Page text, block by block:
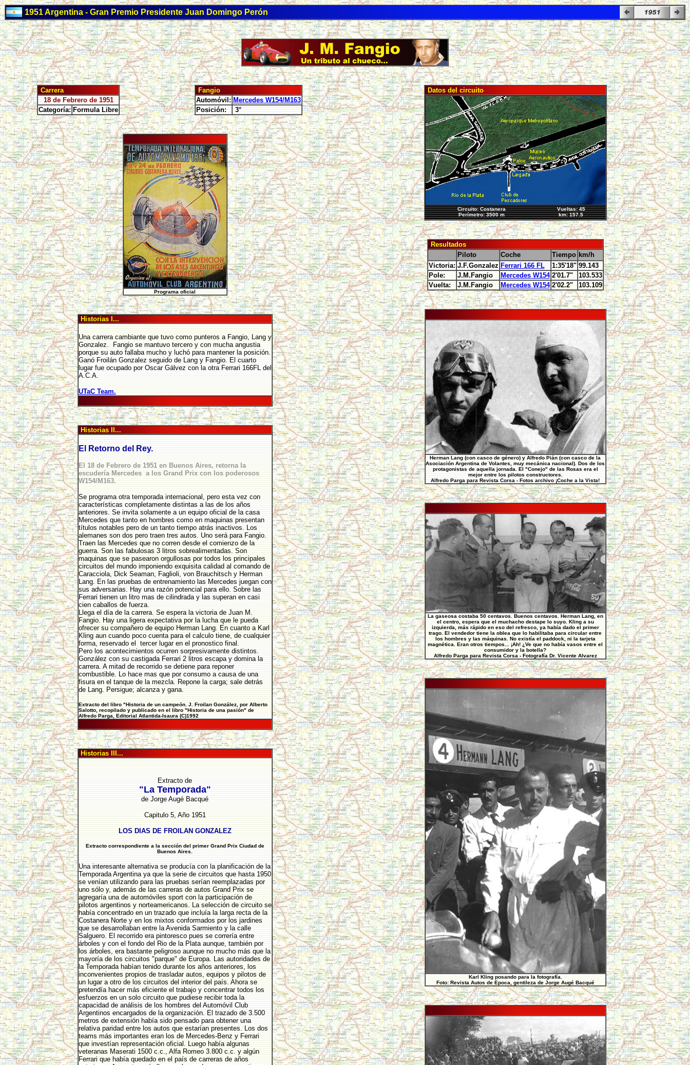
1951 Argentina - Gran Premio Presidente Juan Domingo Perón
Carrera
18 de Febrero de 1951
Categoría: Formula Libre
Fangio
Automóvil: Mercedes W154/M163
Posición:
3°
Programa oficial
Historias I...
Una carrera cambiante que tuvo como punteros a Fangio, Lang y
Gonzalez. Fangio se mantuvo tercero y con mucha angustia
porque su auto fallaba mucho y luchó para mantener la posición.
Ganó Froilán Gonzalez seguido de Lang y Fangio. El cuarto
lugar fue ocupado por Oscar Gálvez con la otra Ferrari 166FL del
A.C.A.
UTaC Team.
Historias II...
El Retorno del Rey.
El 18 de Febrero de 1951 en Buenos Aires, retorna la
escudería Mercedes a los Grand Prix con los poderosos
W154/M163.
Se programa otra temporada internacional, pero esta vez con
características completamente distintas a las de los años
anteriores. Se invita solamente a un equipo oficial de la casa
Mercedes que tanto en hombres como en maquinas presentan
títulos notables pero de un tanto tiempo atrás inactivos. Los
alemanes son dos pero traen tres autos. Uno será para Fangio.
Traen las Mercedes que no corren desde el comienzo de la
guerra. Son las fabulosas 3 litros sobrealimentadas. Son
maquinas que se pasearon orgullosas por todos los principales
circuitos del mundo imponiendo exquisita calidad al comando de
Caracciola, Dick Seaman, Faglioli, von Brauchitsch y Herman
Lang. En las pruebas de entrenamiento las Mercedes juegan con
sus adversarias. Hay una razón potencial para ello. Sobre las
Ferrari tienen un litro mas de cilindrada y las superan en casi
cien caballos de fuerza.
Llega el día de la carrera. Se espera la victoria de Juan M.
Fangio. Hay una ligera expectativa por la lucha que le pueda
ofrecer su compañero de equipo Herman Lang. En cuanto a Karl
Kling aun cuando poco cuenta para el calculo tiene, de cualquier
forma, reservado el tercer lugar en el pronostico final.
Pero los acontecimientos ocurren sorpresivamente distintos.
González con su castigada Ferrari 2 litros escapa y domina la
carrera. A mitad de recorrido se detiene para reponer
combustible. Lo hace mas que por consumo a causa de una
fisura en el tanque de la mezcla. Repone la carga; sale detrás
de Lang. Persigue; alcanza y gana.
Extracto del libro "Historia de un campeón. J. Froilan González, por Alberto
Salotto, recopilado y publicado en el libro "Historia de una pasión" de
Alfredo Parga, Editorial Atlantida-Isaura (C)1992
Historias III...
Extracto de
"La Temporada"
de Jorge Augé Bacqué
Capitulo 5, Año 1951
LOS DIAS DE FROILAN GONZALEZ
Extracto correspondiente a la sección del primer Grand Prix Ciudad de
Buenos Aires.
Una interesante alternativa se producía con la planificación de la
Temporada Argentina ya que la serie de circuitos que hasta 1950
se venían utilizando para las pruebas serían reemplazadas por
uno sólo y, además de las carreras de autos Grand Prix se
agregaría una de automóviles sport con la participación de
pilotos argentinos y norteamericanos. La selección de circuito se
había concentrado en un trazado que incluía la larga recta de la
Costanera Norte y en los mixtos conformados por los jardines
que se desarrollaban entre la Avenida Sarmiento y la calle
Salguero. El recorrido era pintoresco pues se correría entre
árboles y con el fondo del Rio de la Plata aunque, también por
los árboles, era bastante peligroso aunque no mucho más que la
mayoría de los circuitos "parque" de Europa. Las autoridades de
la Temporada habían tenido durante los años anteriores, los
inconvenientes propios de trasladar autos, equipos y pilotos de
un lugar a otro de los circuitos del interior del país. Ahora se
pretendía hacer más eficiente el trabajo y concentrar todos los
esfuerzos en un solo circuito que pudiese recibir toda la
capacidad de análisis de los hombres del Automóvil Club
Argentinos encargados de la organización. El trazado de 3.500
metros de extensión había sido pensado para obtener una
relativa paridad entre los autos que estarían presentes. Los dos
teams más importantes eran los de Mercedes-Benz y Ferrari
que investían representación oficial. Luego había algunas
veteranas Maserati 1500 c.c., Alfa Romeo 3.800 c.c. y algún
Ferrari que había quedado en el país de carreras de años
Datos del circuito
Circuito: Costanera
Perímetro: 3500 m
Vueltas: 45
km: 157.5
Resultados
Piloto
Coche Tiempo km/h
Victoria: J.F.Gonzalez Ferrari 166 FL 1:35'18" 99.143
Pole:
J.M.Fangio Mercedes W154 2'01.7"
103.533
Vuelta:
J.M.Fangio Mercedes W154 2'02.2" 103.109
Herman Lang (con casco de género) y Alfredo Pián (con casco de la
Asociación Argentina de Volantes, muy mecánica nacional). Dos de los
protagonistas de aquella jornada. El "Conejo" de las Rosas era el
mejor entre los pilotos constructores.
Alfredo Parga para Revista Corsa - Fotos archivo ¡Coche a la Vista!
La gaseosa costaba 50 centavos. Buenos centavos. Herman Lang, en
el centro, espera que el muchacho destape lo suyo. Kling a su
izquierda, más rápido en eso del refresco, ya había dado el primer
trago. El vendedor tiene la oblea que lo habilitaba para circular entre
los hombres y las máquinas. No existía el paddock, ni la tarjeta
magnética. Eran otros tiempos... ¡Ah! ¿Ve que no había vasos entre el
consumidor y la botella?
Alfredo Parga para Revista Corsa - Fotografía Dr. Vicente Alvarez
Karl Kling posando para la fotografía.
Foto: Revista Autos de Epoca, gentileza de Jorge Augé Bacqué